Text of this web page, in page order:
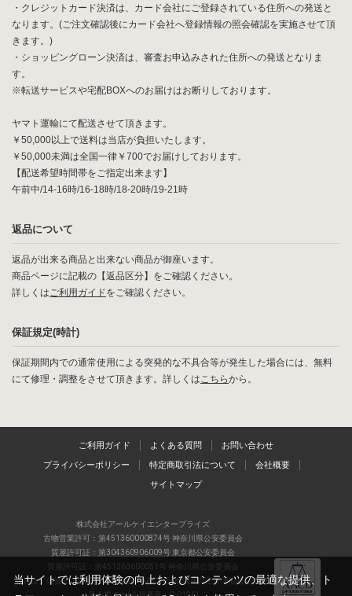
・クレジットカード決済は、カード会社にご登録されている住所への発送と
なります。(ご注文確認後にカード会社へ登録情報の照会確認を実施させて頂
きます。)
・ショッピングローン決済は、審査お申込みされた住所への発送となりま
す。
※転送サービスや宅配BOXへのお届けはお断りしております。
ヤマト運輸にて配送させて頂きます。
￥50,000以上で送料は当店が負担いたします。
￥50,000未満は全国一律￥700でお届けしております。
【配送希望時間帯をご指定出来ます】
午前中/14-16時/16-18時/18-20時/19-21時
返品について
返品が出来る商品と出来ない商品が御座います。
商品ページに記載の【返品区分】をご確認ください。
詳しくはご利用ガイドをご確認ください。
保証規定(時計)
保証期間内での通常使用による突発的な不具合等が発生した場合には、無料
にて修理・調整をさせて頂きます。詳しくはこちらから。
ご利用ガイド よくある質問 お問い合わせ
プライバシーポリシー 特定商取引法について 会社概要
サイトマップ
株式会社アールケイエンタープライズ
古物営業許可：第451360000874号 神奈川県公安委員会
質屋許可証：第304360906009号 東京都公安委員会
質屋許可証：第451363600051号 神奈川県公安委員会
当店は、偽造品の流通防止を目指すAACD(日本流通自主管理協会)の正会
当サイトでは利用体験の向上およびコンテンツの最適な提供、ト